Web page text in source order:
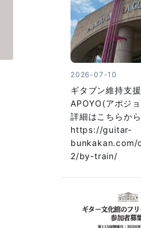
2026-07-10
ギタブン維持支
APOYO(アポジ
詳細はこちらか
https://guitar-
bunkakan.com/
2/by-train/